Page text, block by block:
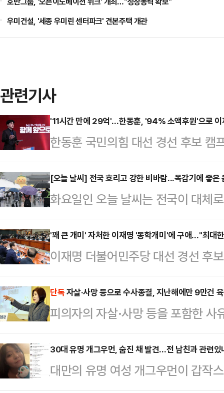
우미건설, '세종 우미린 센터파크' 견본주택 개관
관련기사
'11시간 만에 29억'…한동훈, '94% 소액후원'으로 이
한동훈 국민의힘 대선 경선 후보 캠
만에 법정 한도를 채워 마감됐다고
9시부터 시작한 모금이 오후 7시
겼다고 공지했다. 세부적인 총모
인 수는 3만5038명이다. 이를 평
원을 후원한 셈이다. 특히 이 가운
2893명이다. 전체 후원자 비율의
감사…
[오늘 날씨] 전국 흐리고 강한 비바람...목감기에 좋은
화요일인 오늘 날씨는 전국이 대체
겠다. 기상청은 "전국에 비가 내리
은 비가 내리겠다"고 예보했다.예
10~50mm ▲강원도 10~50mm
광주·전남 20~60mm ▲전북
▲대구·경북, 울릉도·독도
제주도북부 20~60mm 등이다.전
55km/h(…
'꽤 큰 개미' 자처한 이재명 '동학개미'에 구애…"최대
이재명 더불어민주당 대선 경선 후
에서 90%에 육박하는 누적 득표율
에 주력했다. 앞서도 금융투자소득
의 표심 잡기에 나섰던 이재명 후보
미'를 자처하며 이른바 '동학개미'
이익 보호를 위한 상법 개정 재추
언을 다시 꺼내들었다. 부동산에 몰
단독자살·사망 등으로 수사종결, 지난해에만 9만건
피의자의 자살·사망 등을 포함한
수가 지난해 한 해에만 8만8912건
수사종결은 지난 대선이 치러졌던
해 1분기에만 2만 건을 돌파했다.
30대 유명 개그우먼, 숨진 채 발견…전 남친과 관련있
대만의 유명 여성 개그우먼이 갑작